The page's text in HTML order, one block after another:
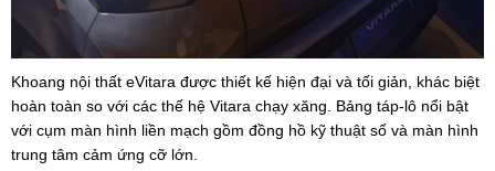
Khoang nội thất eVitara được thiết kế hiện đại và tối giản, khác biệt
hoàn toàn so với các thế hệ Vitara chạy xăng. Bảng táp-lô nổi bật
với cụm màn hình liền mạch gồm đồng hồ kỹ thuật số và màn hình
trung tâm cảm ứng cỡ lớn.